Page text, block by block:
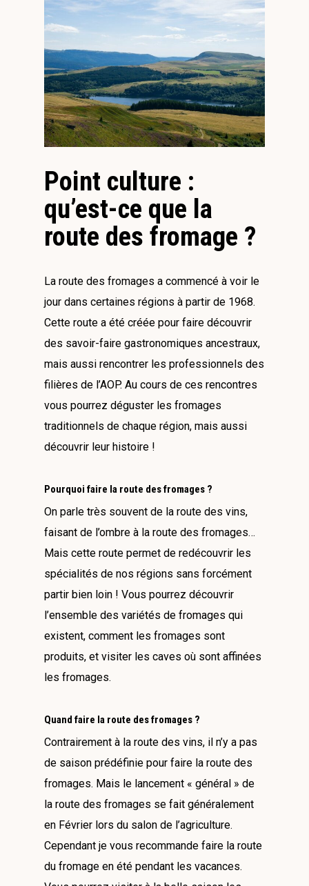
Point culture :
qu’est-ce que la
route des fromage ?
La route des fromages a commencé à voir le
jour dans certaines régions à partir de 1968.
Cette route a été créée pour faire découvrir
des savoir-faire gastronomiques ancestraux,
mais aussi rencontrer les professionnels des
filières de l’AOP. Au cours de ces rencontres
vous pourrez déguster les fromages
traditionnels de chaque région, mais aussi
découvrir leur histoire !
Pourquoi faire la route des fromages ?
On parle très souvent de la route des vins,
faisant de l’ombre à la route des fromages…
Mais cette route permet de redécouvrir les
spécialités de nos régions sans forcément
partir bien loin ! Vous pourrez découvrir
l’ensemble des variétés de fromages qui
existent, comment les fromages sont
produits, et visiter les caves où sont affinées
les fromages.
Quand faire la route des fromages ?
Contrairement à la route des vins, il n’y a pas
de saison prédéfinie pour faire la route des
fromages. Mais le lancement « général » de
la route des fromages se fait généralement
en Février lors du salon de l’agriculture.
Cependant je vous recommande faire la route
du fromage en été pendant les vacances.